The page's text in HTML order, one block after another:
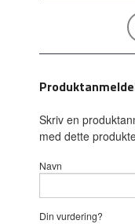
Skriv en
med dette
Navn
Din vurdering?